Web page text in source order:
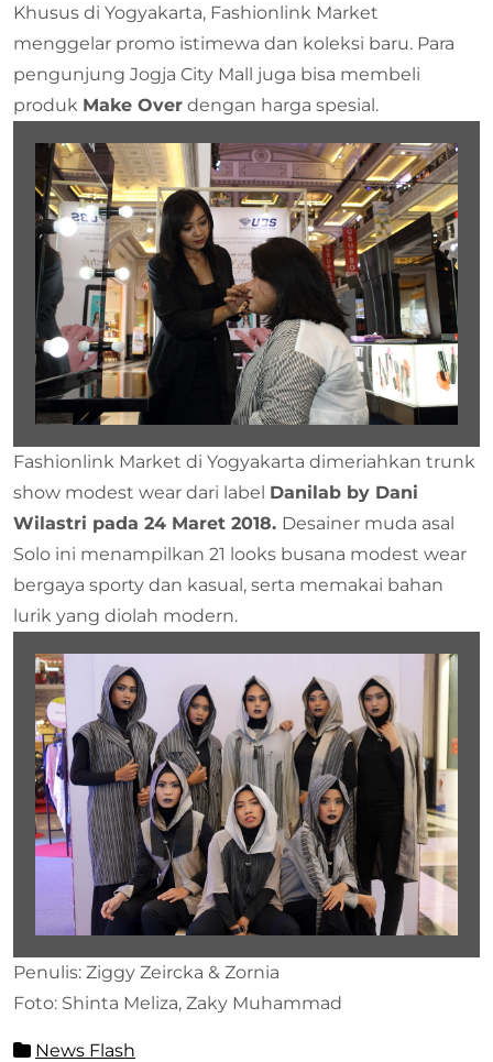
Khusus di Yogyakarta, Fashionlink Market
menggelar promo istimewa dan koleksi baru. Para
pengunjung Jogja City Mall juga bisa membeli
produk Make Over dengan harga spesial.
Fashionlink Market di Yogyakarta dimeriahkan trunk
show modest wear dari label Danilab by Dani
Wilastri pada 24 Maret 2018. Desainer muda asal
Solo ini menampilkan 21 looks busana modest wear
bergaya sporty dan kasual, serta memakai bahan
lurik yang diolah modern.
Penulis: Ziggy Zeircka & Zornia
Foto: Shinta Meliza, Zaky Muhammad
News Flash